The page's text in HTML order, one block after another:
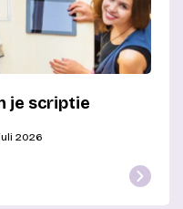
je scriptie
2026